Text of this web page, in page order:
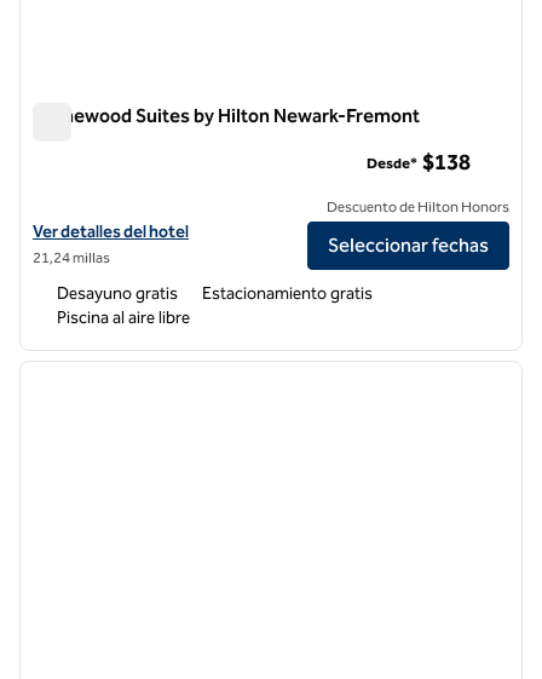
Homewood Suites by Hilton Newark-Fremont
Ver detalles del hotel Homewood Suites by Hilton Newark-Fremont
Ver detalles del hotel
21,24 millas
Desde* $138
Descuento de Hilton Honors
Seleccionar fechas
Desayuno gratis
Estacionamiento gratis
Piscina al aire libre
1 de 12